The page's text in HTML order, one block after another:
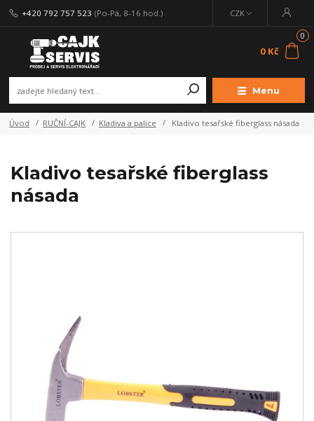
Menu
CZK
+420 792 757 523 (Po-Pá, 8-16 hod.)
0
0 Kč
Úvod RUČNÍ-CAJK Kladiva a palice Kladivo tesařské fiberglass násada
Kladivo tesařské fiberglass
násada